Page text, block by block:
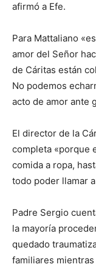
afirmó a Efe.
Para Mattaliano
amor del Señor
de Cáritas están
No podemos
acto de amor ante
El director de la
completa «porque
comida a ropa,
todo poder llamar
Padre Sergio
la mayoría
quedado
familiares